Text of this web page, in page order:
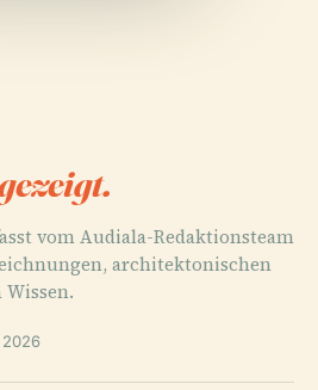
vom Audiala-Redaktionsteam
architektonischen